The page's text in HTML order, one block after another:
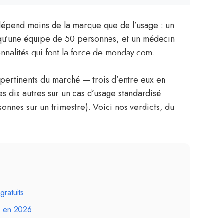
moins de la marque que de l’usage : un
équipe de 50 personnes, et un médecin
qui font la force de monday.com.
du marché — trois d’entre eux en
autres sur un cas d’usage standardisé
sur un trimestre). Voici nos verdicts, du
en 2026